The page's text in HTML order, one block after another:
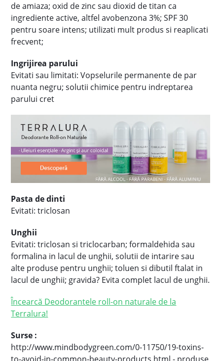
de amiaza; oxid de zinc sau dioxid de titan ca
ingrediente active, altfel avobenzona 3%; SPF 30
pentru soare intens; utilizati mult produs si reaplicati
frecvent;
Ingrijirea parului
Evitati sau limitati: Vopselurile permanente de par
nuanta negru; solutii chimice pentru indreptarea
parului cret
Pasta de dinti
Evitati: triclosan
Unghii
Evitati: triclosan si triclocarban; formaldehida sau
formalina in lacul de unghii, solutii de intarire sau
alte produse pentru unghii; toluen si dibutil ftalat in
lacul de unghii; gravida? Evita complet lacul de unghii.
Încearcă Deodorantele roll-on naturale de la
Terralura!
Surse :
http://www.mindbodygreen.com/0-11750/19-toxins-